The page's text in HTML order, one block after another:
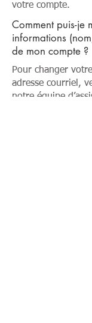
votre compte.
Comment puis-je
informations
de mon compte ?
Pour changer
adresse courriel,
notre équipe